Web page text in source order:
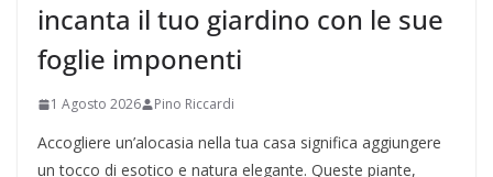
incanta il tuo giardino con le sue
foglie imponenti
1 Agosto 2026 Pino Riccardi
Accogliere un’alocasia nella tua casa significa aggiungere
un tocco di esotico e natura elegante. Queste piante,